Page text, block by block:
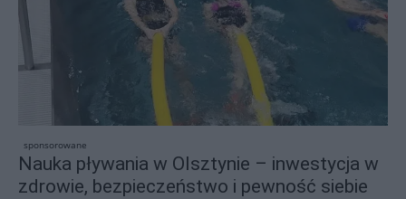
sponsorowane
Nauka pływania w Olsztynie – inwestycja w
zdrowie, bezpieczeństwo i pewność siebie